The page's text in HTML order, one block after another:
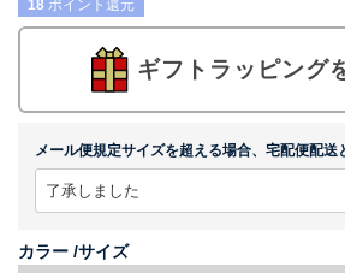
18 ポイント還元
ギフトラッピング
メール便規定サイズを超える場合、宅配便配送
カラー サイズ